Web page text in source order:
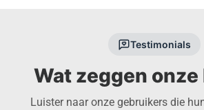
Testimonials
Wat zeggen
Luister naar onze gebruikers die